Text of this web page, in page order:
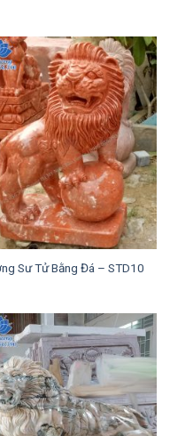
Sư Tử Bằng Đá – STD10